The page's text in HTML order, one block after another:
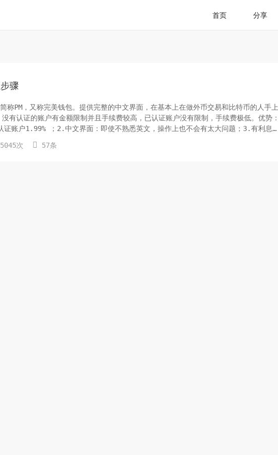
首页 分享
骤
，又称完美钱包。提供完整的中文界面，在基本上在做外币交易和比特币的人手上
有认证的账户有金额限制并且手续费较高，已认证账户没有限制，手续费极低。优势：
账户1.99% ；2.中文界面：即使不熟悉英文，操作上也不会有太大问题；3.有利息：
5045次  57条